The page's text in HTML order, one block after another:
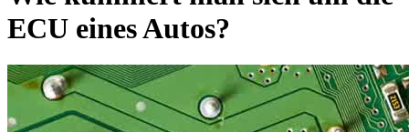
ECU eines Autos?